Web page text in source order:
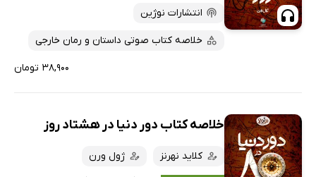
انتشارات نوژین
خلاصه کتاب صوتی داستان و رمان خارجی
۳۸,۹۰۰ تومان
خلاصه کتاب دور دنیا در هشتاد روز
کلاید نهرنز
ژول ورن